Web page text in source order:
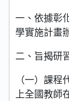
一、依據彰
學實施計畫
二、旨揭研
（一）課
上全國教師